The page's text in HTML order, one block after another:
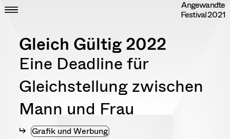
Skip
to
Angewandte
Festival2021
ZEIT
RANDOM
IMPRESSUM
Gleich Gültig 2022
Eine Deadline für
Gleichstellung zwischen
Mann und Frau
Grafik und Werbung